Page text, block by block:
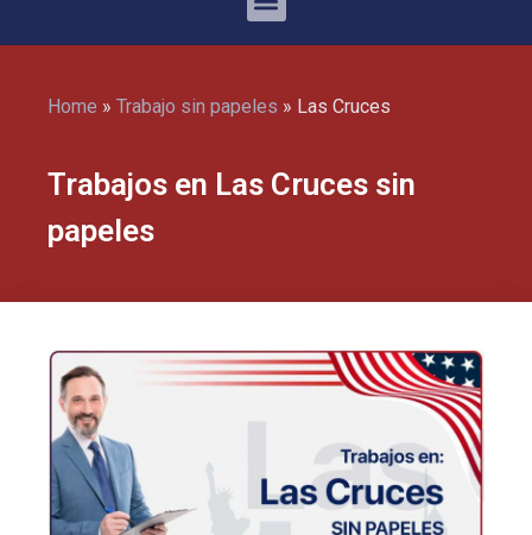
Home » Trabajo sin papeles » Las Cruces
Trabajos en Las Cruces sin
papeles